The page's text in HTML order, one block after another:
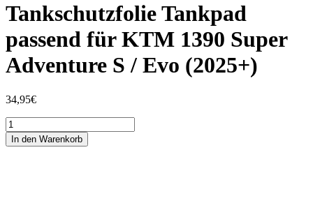
Tankschutzfolie Tankpad
passend für KTM 1390 Super
Adventure S / Evo (2025+)
34,95€
Tankschutzfolie
Tankpad
passend
In den Warenkorb